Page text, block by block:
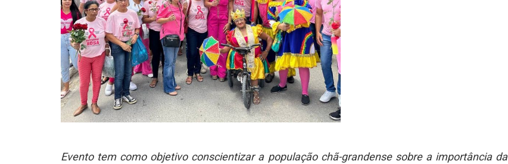
Evento tem como objetivo conscientizar a população chã-grandense sobre a importância da